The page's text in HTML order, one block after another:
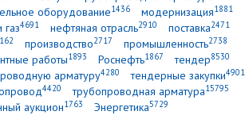
оборудование1436 модернизация1881
4691 нефтяная отрасль2910 поставка2471
производство2717 промышленность2738
работы1893 Роснефть1867 тендер8530
арматуру4280 тендерные закупки4901
4420 трубопроводная арматура15795
аукцион1763 Энергетика5729